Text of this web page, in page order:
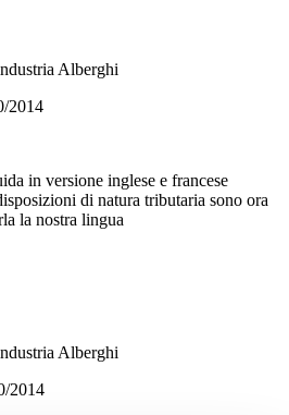
Alberghi
2014
in versione inglese e francese
di natura tributaria sono ora
la nostra lingua
Alberghi
2014